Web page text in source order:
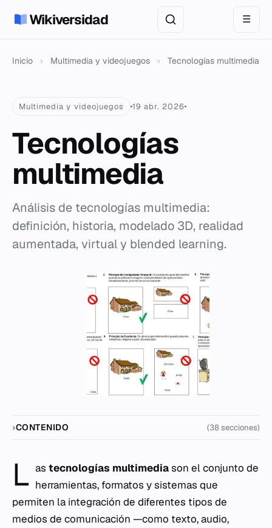
Wikiversidad ☰
Inicio › Multimedia y videojuegos › Tecnologías multimedia
Multimedia y videojuegos 19 abr. 2026
Tecnologías
multimedia
Análisis de tecnologías multimedia:
definición, historia, modelado 3D, realidad
aumentada, virtual y blended learning.
CONTENIDO (38 secciones)
L as tecnologías multimediason el conjunto de
herramientas, formatos y sistemas que
permiten la integración de diferentes tipos de
medios de comunicación —como texto, audio,